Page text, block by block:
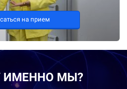
на прием
ИМЕННО МЫ?